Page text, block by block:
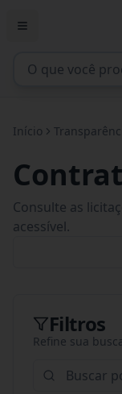
Início
Consulte as
acessível.
Filtros
Refine sua